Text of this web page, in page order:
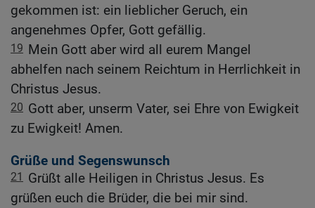
gekommen ist: ein lieblicher Geruch, ein
angenehmes Opfer, Gott gefällig.
19 Mein Gott aber wird all eurem Mangel
abhelfen nach seinem Reichtum in Herrlichkeit in
Christus Jesus.
20 Gott aber, unserm Vater, sei Ehre von Ewigkeit
zu Ewigkeit! Amen.
Grüße und Segenswunsch
21 Grüßt alle Heiligen in Christus Jesus. Es
grüßen euch die Brüder, die bei mir sind.